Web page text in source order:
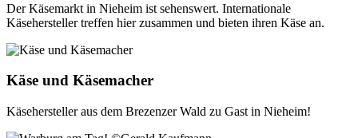
Der Käsemarkt in Nieheim ist sehenswert. Internationale
Käsehersteller treffen hier zusammen und bieten ihren Käse an.
Käse und Käsemacher
Käsehersteller aus dem Brezenzer Wald zu Gast in Nieheim!